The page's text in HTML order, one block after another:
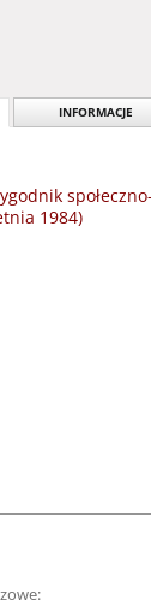
INFORMACJE
1984)